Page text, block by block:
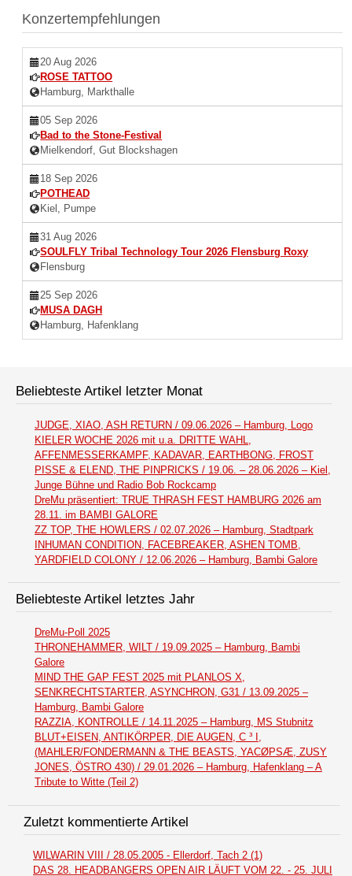
Konzertempfehlungen
20 Aug 2026
ROSE TATTOO
Hamburg, Markthalle
05 Sep 2026
Bad to the Stone-Festival
Mielkendorf, Gut Blockshagen
18 Sep 2026
POTHEAD
Kiel, Pumpe
31 Aug 2026
SOULFLY Tribal Technology Tour 2026 Flensburg Roxy
Flensburg
25 Sep 2026
MUSA DAGH
Hamburg, Hafenklang
Beliebteste Artikel letzter Monat
JUDGE, XIAO, ASH RETURN / 09.06.2026 – Hamburg, Logo
KIELER WOCHE 2026 mit u.a. DRITTE WAHL,
AFFENMESSERKAMPF, KADAVAR, EARTHBONG, FROST
PISSE & ELEND, THE PINPRICKS / 19.06. – 28.06.2026 – Kiel,
Junge Bühne und Radio Bob Rockcamp
DreMu präsentiert: TRUE THRASH FEST HAMBURG 2026 am
28.11. im BAMBI GALORE
ZZ TOP, THE HOWLERS / 02.07.2026 – Hamburg, Stadtpark
INHUMAN CONDITION, FACEBREAKER, ASHEN TOMB,
YARDFIELD COLONY / 12.06.2026 – Hamburg, Bambi Galore
Beliebteste Artikel letztes Jahr
DreMu-Poll 2025
THRONEHAMMER, WILT / 19.09.2025 – Hamburg, Bambi
Galore
MIND THE GAP FEST 2025 mit PLANLOS X,
SENKRECHTSTARTER, ASYNCHRON, G31 / 13.09.2025 –
Hamburg, Bambi Galore
RAZZIA, KONTROLLE / 14.11.2025 – Hamburg, MS Stubnitz
BLUT+EISEN, ANTIKÖRPER, DIE AUGEN, C ³ I,
(MAHLER/FONDERMANN & THE BEASTS, YACØPSÆ, ZUSY
JONES, ÖSTRO 430) / 29.01.2026 – Hamburg, Hafenklang – A
Tribute to Witte (Teil 2)
Zuletzt kommentierte Artikel
WILWARIN VIII / 28.05.2005 - Ellerdorf, Tach 2 (1)
DAS 28. HEADBANGERS OPEN AIR LÄUFT VOM 22. - 25. JULI